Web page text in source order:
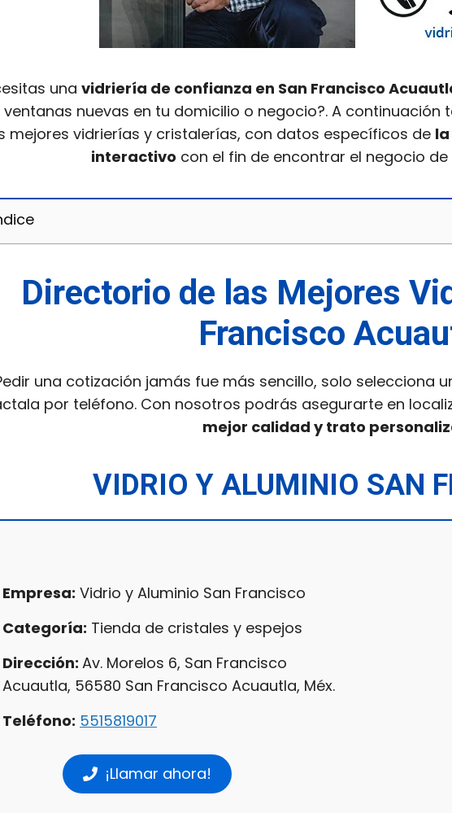
una vidriería de confianza en San Francisco
ventanas nuevas en tu domicilio o negocio?. A
mejores vidrierías y cristalerías, con datos específicos de
interactivo con el fin de encontrar el negocio
Directorio de las Mejores
Francisco
una cotización jamás fue más sencillo, solo selecciona
por teléfono. Con nosotros podrás asegurarte en
mejor calidad y trato
VIDRIO Y ALUMINIO SAN
Empresa: Vidrio y Aluminio San Francisco
Categoría: Tienda de cristales y espejos
Dirección: Av. Morelos 6, San Francisco
Acuautla, 56580 San Francisco Acuautla, Méx.
Teléfono: 5515819017
¡Llamar ahora!